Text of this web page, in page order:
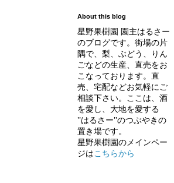
About this blog
星野果樹園 園主はるさー
のブログです。街場の片
隅で、梨、ぶどう、りん
ごなどの生産、直売をお
こなっております。直
売、宅配などお気軽にご
相談下さい。ここは、酒
を愛し、大地を愛する
’’はるさー’’のつぶやきの
置き場です。
星野果樹園のメインペー
ジはこちらから